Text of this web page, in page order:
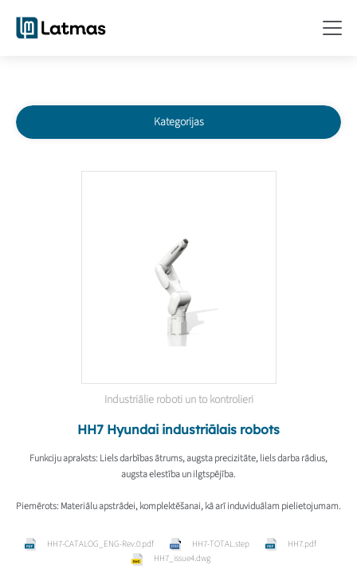
Kategorijas
Industriālie roboti un to kontrolieri
HH7 Hyundai industriālais robots
Funkciju apraksts: Liels darbības ātrums, augsta precizitāte, liels darba rādius,
augsta elestība un ilgtspējība.
Piemērots: Materiālu apstrādei, komplektēšanai, kā arī induviduālam pielietojumam.
HH7-CATALOG_ENG-Rev.0.pdf HH7-TOTAL.step
HH7.pdf
HH7_issue4.dwg